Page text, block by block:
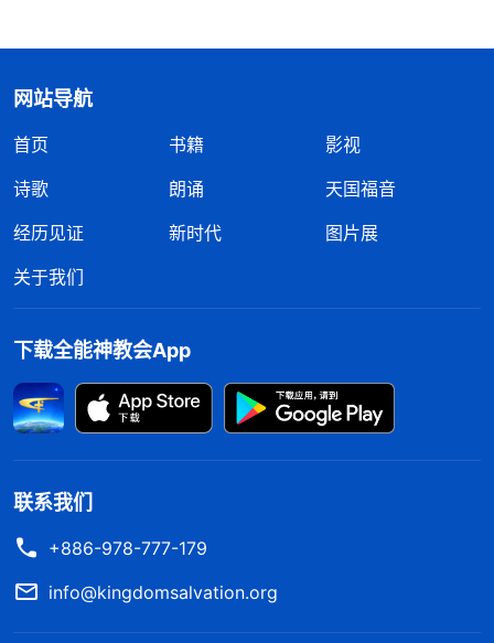
网站导航
首页 书籍
影视
诗歌
朗诵
天国福音
经历见证
新时代
图片展
关于我们
下载全能神教会App
联系我们
+886-978-777-179
info@kingdomsalvation.org